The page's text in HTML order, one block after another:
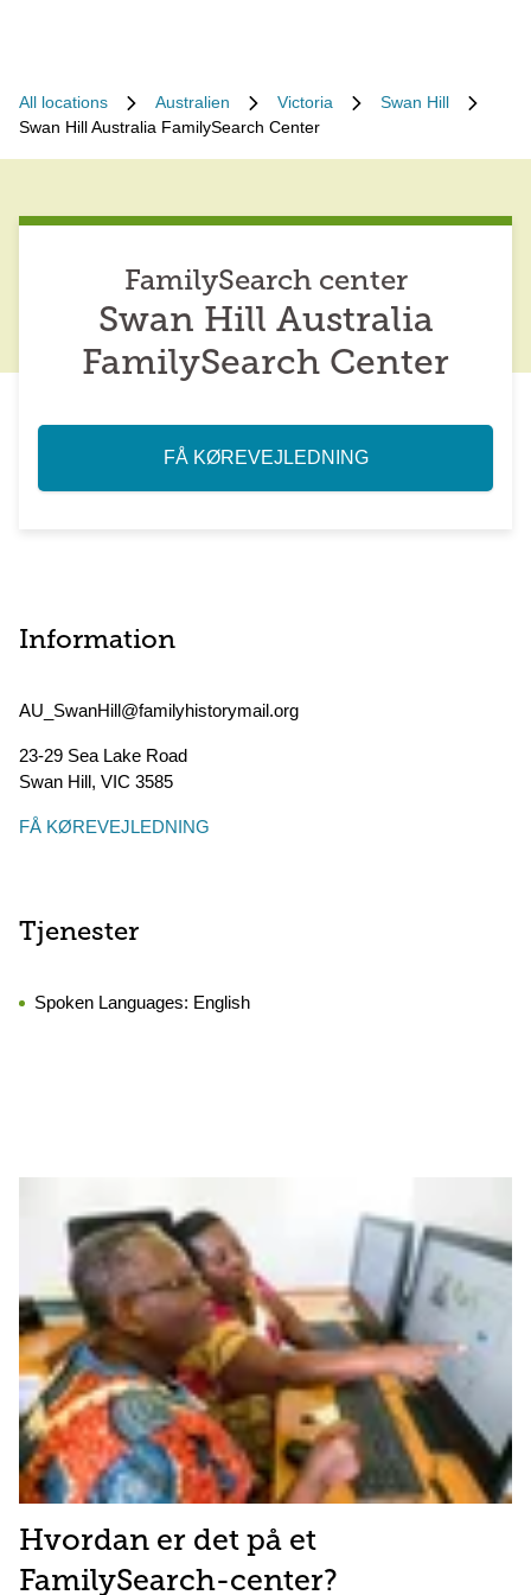
All locations Australien Victoria
Swan Hill
Swan Hill Australia FamilySearch Center
FamilySearch center
Swan Hill Australia
FamilySearch Center
FÅ KØREVEJLEDNING
Information
AU_SwanHill@familyhistorymail.org
23-29 Sea Lake Road
Swan Hill, VIC 3585
FÅ KØREVEJLEDNING
Tjenester
Spoken Languages: English
Hvordan er det på et
FamilySearch-center?